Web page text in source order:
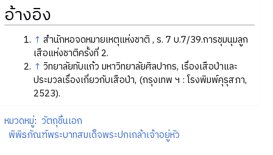
อ้างอิง
↑ สำนักหอจดหมายเหตุแห่งชาติ , ร. 7 บ.7/39.การชุมนุมลูก
เสือแห่งชาติครั้งที่ 2.
↑ วิทยาลัยทับแก้ว มหาวิทยาลัยศิลปากร, เรื่องเสือป่าและ
ประมวลเรื่องเกี่ยวกับเสือป่า, (กรุงเทพ ฯ : โรงพิมพ์คุรุสภา,
2523).
หมวดหมู่: วัตถุชิ้นเอก
พิพิธภัณฑ์พระบาทสมเด็จพระปกเกล้าเจ้าอยู่หัว